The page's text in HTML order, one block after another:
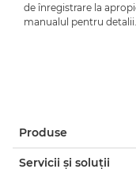
de înregistrare la
manualul pentru detalii.
Produse
Servicii şi soluţii